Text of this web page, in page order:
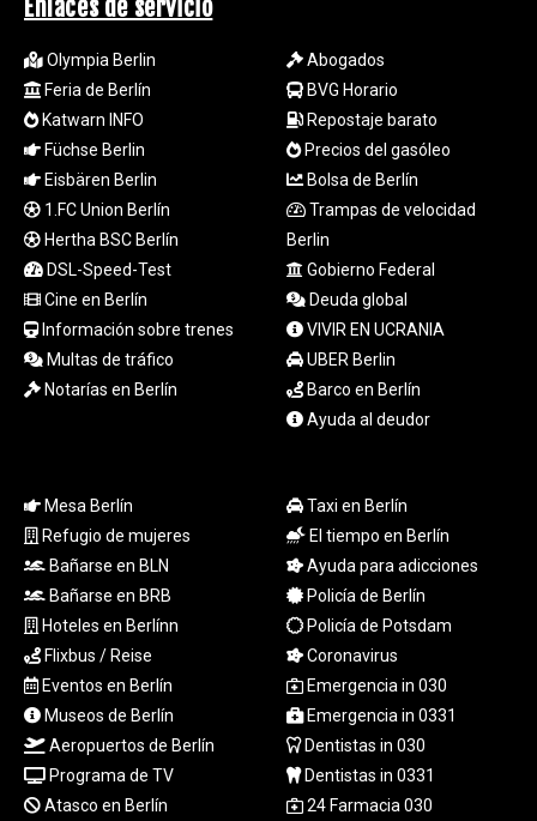
23929.673396
STN 24.499696
SVC 10.085875
SZL 18.722767
THB 38.210709
TMT 4.058036
TND 3.386358
TRY 55.144784
TTD 7.812903
TWD 37.286072
TZS
3051.762079
UGX
UYU 46.399423
UZS
13785.828699
VES 873.763846
VND
30295.956222
WST 3.160483
XAF 655.948849
XAG 0.018188
XAU 0.000266
XCD 3.124515
Enlaces de servicio
Olympia Berlin
Feria de Berlín
Katwarn INFO
Füchse Berlin
Eisbären Berlin
1.FC Union Berlín
Hertha BSC Berlín
DSL-Speed-Test
Cine en Berlín
Información sobre trenes
Multas de tráfico
Notarías en Berlín
Abogados
BVG Horario
Repostaje barato
Precios del gasóleo
Bolsa de Berlín
Trampas de velocidad
Berlin
Gobierno Federal
Deuda global
VIVIR EN UCRANIA
UBER Berlin
Barco en Berlín
Ayuda al deudor
Mesa Berlín
Refugio de mujeres
Bañarse en BLN
Bañarse en BRB
Hoteles en Berlínn
Flixbus / Reise
Eventos en Berlín
Museos de Berlín
Aeropuertos de Berlín
Programa de TV
Atasco en Berlín
Taxi en Berlín
El tiempo en Berlín
Ayuda para adicciones
Policía de Berlín
Policía de Potsdam
Coronavirus
Emergencia in 030
Emergencia in 0331
Dentistas in 030
Dentistas in 0331
24 Farmacia 030